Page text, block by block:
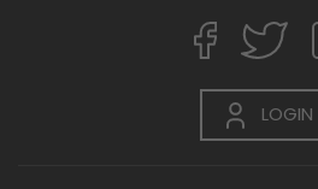
LOGIN